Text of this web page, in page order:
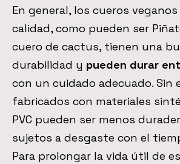
En general, los cueros
calidad, como pueden ser
cuero de cactus, tienen una
durabilidad y pueden durar
con un cuidado adecuado. Sin
fabricados con materiales
PVC pueden ser menos
sujetos a desgaste con el
Para prolongar la vida útil de